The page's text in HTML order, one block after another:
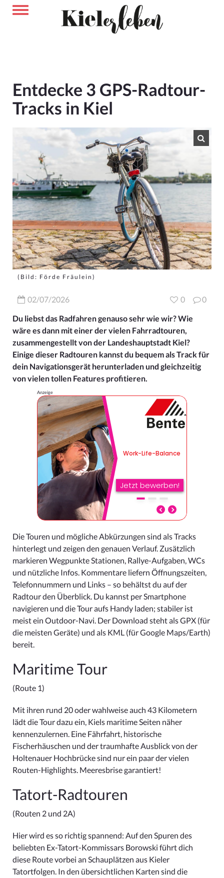
Entdecke 3 GPS-Radtour-
Tracks in Kiel
(Bild: Förde Fräulein)
02/07/2026 0
0
Du liebst das Radfahren genauso sehr wie wir? Wie
wäre es dann mit einer der vielen Fahrradtouren,
zusammengestellt von der Landeshauptstadt Kiel?
Einige dieser Radtouren kannst du bequem als Track für
dein Navigationsgerät herunterladen und gleichzeitig
von vielen tollen Features profitieren.
Anzeige
Die Touren und mögliche Abkürzungen sind als Tracks
hinterlegt und zeigen den genauen Verlauf. Zusätzlich
markieren Wegpunkte Stationen, Rallye-Aufgaben, WCs
und nützliche Infos. Kommentare liefern Öffnungszeiten,
Telefonnummern und Links – so behältst du auf der
Radtour den Überblick. Du kannst per Smartphone
navigieren und die Tour aufs Handy laden; stabiler ist
meist ein Outdoor-Navi. Der Download steht als GPX (für
die meisten Geräte) und als KML (für Google Maps/Earth)
bereit.
Maritime Tour
(Route 1)
Mit ihren rund 20 oder wahlweise auch 43 Kilometern
lädt die Tour dazu ein, Kiels maritime Seiten näher
kennenzulernen. Eine Fährfahrt, historische
Fischerhäuschen und der traumhafte Ausblick von der
Holtenauer Hochbrücke sind nur ein paar der vielen
Routen-Highlights. Meeresbrise garantiert!
Tatort-Radtouren
(Routen 2 und 2A)
Hier wird es so richtig spannend: Auf den Spuren des
beliebten Ex-Tatort-Kommissars Borowski führt dich
diese Route vorbei an Schauplätzen aus Kieler
Tatortfolgen. In den übersichtlichen Karten sind die